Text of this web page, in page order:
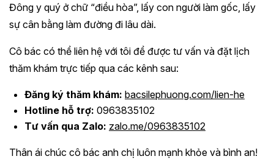
Đông y quý ở chữ “điều hòa”, lấy con người làm gốc, lấy
sự cân bằng làm đường đi lâu dài.
Cô bác có thể liên hệ với tôi để được tư vấn và đặt lịch
thăm khám trực tiếp qua các kênh sau:
Đăng ký thăm khám: bacsilephuong.com/lien-he
Hotline hỗ trợ: 0963835102
Tư vấn qua Zalo: zalo.me/0963835102
Thân ái chúc cô bác anh chị luôn mạnh khỏe và bình an!